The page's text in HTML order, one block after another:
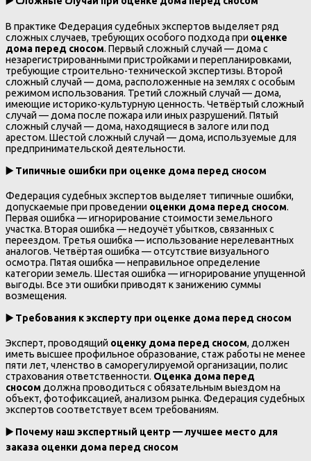
В практике Федерация судебных экспертов выделяет ряд
сложных случаев, требующих особого подхода при оценке
дома перед сносом. Первый сложный случай — дома с
незарегистрированными пристройками и перепланировками,
требующие строительно-технической экспертизы. Второй
сложный случай — дома, расположенные на землях с особым
режимом использования. Третий сложный случай — дома,
имеющие историко-культурную ценность. Четвёртый сложный
случай — дома после пожара или иных разрушений. Пятый
сложный случай — дома, находящиеся в залоге или под
арестом. Шестой сложный случай — дома, используемые для
предпринимательской деятельности.
▶️ Типичные ошибки при оценке дома перед сносом
Федерация судебных экспертов выделяет типичные ошибки,
допускаемые при проведении оценки дома перед сносом.
Первая ошибка — игнорирование стоимости земельного
участка. Вторая ошибка — недоучёт убытков, связанных с
переездом. Третья ошибка — использование нерелевантных
аналогов. Четвёртая ошибка — отсутствие визуального
осмотра. Пятая ошибка — неправильное определение
категории земель. Шестая ошибка — игнорирование упущенной
выгоды. Все эти ошибки приводят к занижению суммы
возмещения.
▶️ Требования к эксперту при оценке дома перед сносом
Эксперт, проводящий оценку дома перед сносом, должен
иметь высшее профильное образование, стаж работы не менее
пяти лет, членство в саморегулируемой организации, полис
страхования ответственности. Оценка дома перед
сносом должна проводиться с обязательным выездом на
объект, фотофиксацией, анализом рынка. Федерация судебных
экспертов соответствует всем требованиям.
▶️ Почему наш экспертный центр — лучшее место для
заказа оценки дома перед сносом